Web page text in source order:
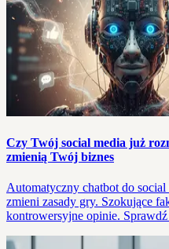
Czy Twój social media już
zmienią Twój biznes
Automatyczny chatbot do
zmieni zasady gry. Szokujące
kontrowersyjne opinie. Sprawdź